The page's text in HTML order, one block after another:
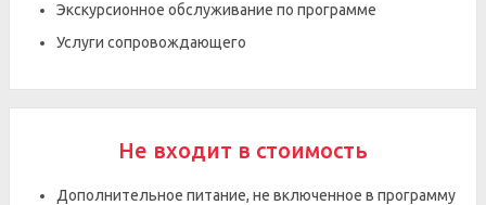
Экскурсионное обслуживание по программе
Услуги сопровождающего
Не входит в стоимость
Дополнительное питание, не включенное в программу